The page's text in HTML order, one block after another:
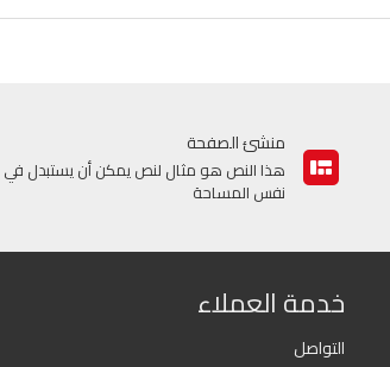
منشئ الصفحة
هذا النص هو مثال لنص يمكن أن يستبدل في
نفس المساحة
خدمة العملاء
التواصل